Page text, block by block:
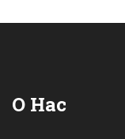
О Нас